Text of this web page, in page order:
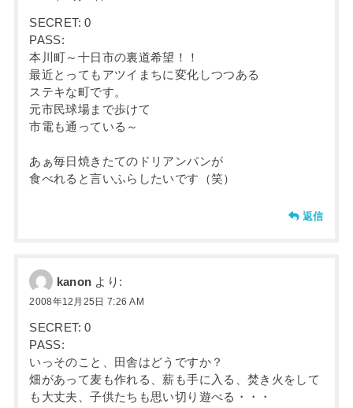
SECRET: 0
PASS:
本川町～十日市の裏道希望！！
最近とってもアツイまちに変化しつつある
ステキな町です。
元市民球場まで歩けて
市電も通っている～
あぁ毎日焼きたてのドリアンパンが
食べれると言いふらしたいです（笑）
返信
kanon より:
2008年12月25日 7:26 AM
SECRET: 0
PASS:
いっそのこと、田舎はどうですか？
畑があって麦も作れる、薪も手に入る、焚き火をして
も大丈夫、子供たちも思い切り遊べる・・・